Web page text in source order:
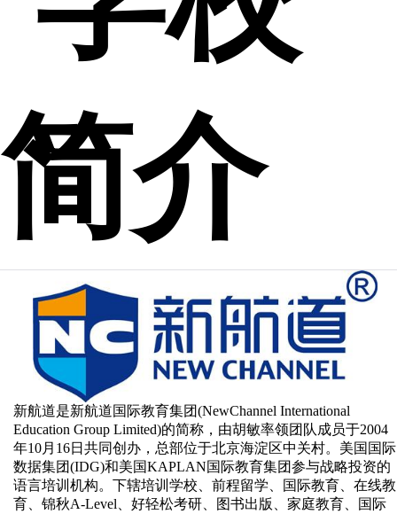
简介
新航道是新航道国际教育集团(NewChannel International
Education Group Limited)的简称，由胡敏率领团队成员于2004
年10月16日共同创办，总部位于北京海淀区中关村。美国国际
数据集团(IDG)和美国KAPLAN国际教育集团参与战略投资的
语言培训机构。下辖培训学校、前程留学、国际教育、在线教
育、锦秋A-Level、好轻松考研、图书出版、家庭教育、国际